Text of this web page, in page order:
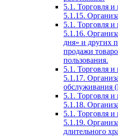
5.1. Торговля
5.1.15.
5.1. Торговля
5.1.16.
дня» и других
продажи
пользования.
5.1. Торговля
5.1.17.
обслуживания
5.1. Торговля
5.1.18.
5.1. Торговля
5.1.19.
длительного